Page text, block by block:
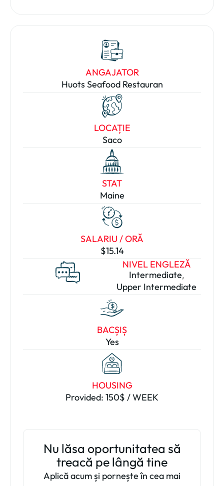
ANGAJATOR
Huots Seafood Restauran
LOCAȚIE
Saco
STAT
Maine
SALARIU / ORĂ
$15.14
NIVEL ENGLEZĂ
Intermediate,
Upper Intermediate
BACȘIȘ
Yes
HOUSING
Provided: 150$ / WEEK
Nu lăsa oportunitatea să
treacă pe lângă tine
Aplică acum și pornește în cea mai